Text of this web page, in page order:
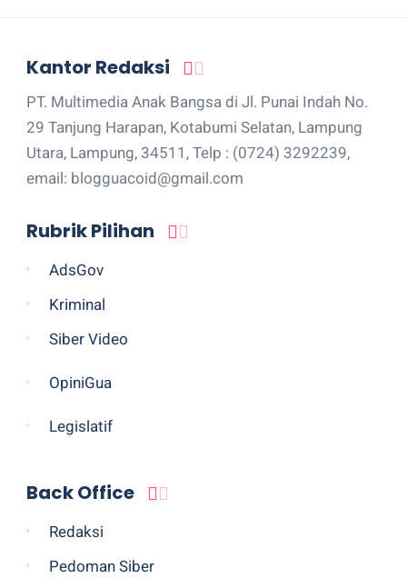
Kantor Redaksi
PT. Multimedia Anak Bangsa di Jl. Punai Indah No.
29 Tanjung Harapan, Kotabumi Selatan, Lampung
Utara, Lampung, 34511, Telp : (0724) 3292239,
email: blogguacoid@gmail.com
Rubrik Pilihan
AdsGov
Kriminal
Siber Video
OpiniGua
Legislatif
Back Office
Redaksi
Pedoman Siber